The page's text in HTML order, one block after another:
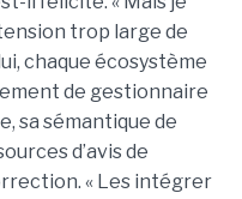
trop large de
chaque écosystème
de gestionnaire
sa sémantique de
d’avis de
« Les intégrer